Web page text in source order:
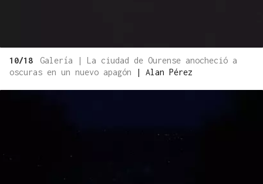
10/18
Galería | La ciudad de Ourense anocheció a
oscuras en un nuevo apagón
| Alan Pérez